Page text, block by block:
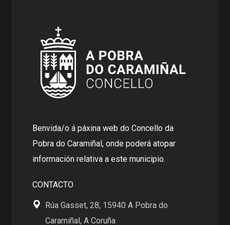
Benvida/o á páxina web do Concello da
Pobra do Caramiñal, onde poderá atopar
información relativa a este municipio.
CONTACTO
Rúa Gasset, 28, 15940 A Pobra do
Caramiñal, A Coruña